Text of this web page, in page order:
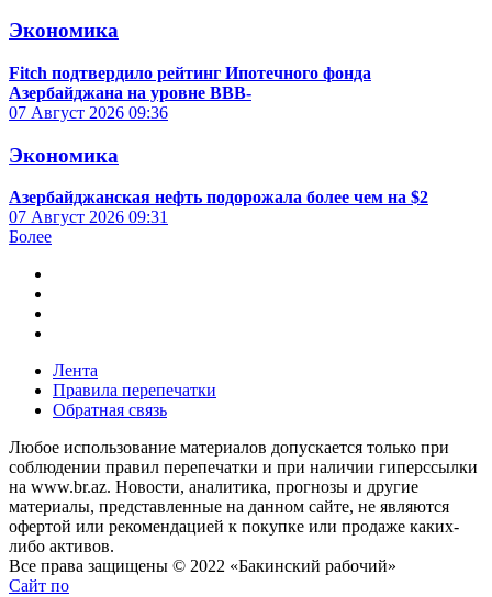
Экономика
Fitch подтвердило рейтинг Ипотечного фонда
Азербайджана на уровне BBB-
07 Август 2026 09:36
Экономика
Азербайджанская нефть подорожала более чем на $2
07 Август 2026 09:31
Более
Лента
Правила перепечатки
Обратная связь
Любое использование материалов допускается только при
соблюдении правил перепечатки и при наличии гиперссылки
на www.br.az. Новости, аналитика, прогнозы и другие
материалы, представленные на данном сайте, не являются
офертой или рекомендацией к покупке или продаже каких-
либо активов.
Все права защищены © 2022 «Бакинский рабочий»
Сайт по